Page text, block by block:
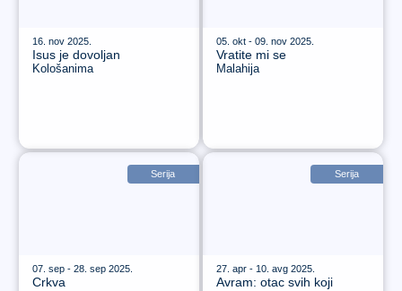
16. nov 2025.
Isus je dovoljan
Kološanima
05. okt - 09. nov 2025.
Vratite mi se
Malahija
Serija
07. sep - 28. sep 2025.
Crkva
Serija
27. apr - 10. avg 2025.
Avram: otac svih koji